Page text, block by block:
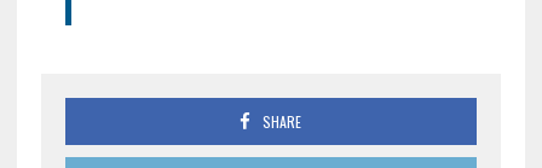
SHARE